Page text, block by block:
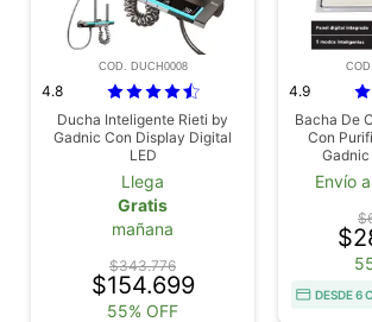
COD. DUCH0008
4.8
Ducha Inteligente Rieti by
Gadnic Con Display Digital
LED
Llega
Gratis
mañana
$343.776
$154.699
55% OFF
4.9
Bacha De
Con
Envío
DESDE 6